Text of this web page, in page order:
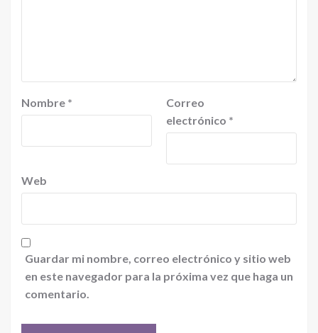
Nombre *
Correo
electrónico *
Web
Guardar mi nombre, correo electrónico y sitio web
en este navegador para la próxima vez que haga un
comentario.